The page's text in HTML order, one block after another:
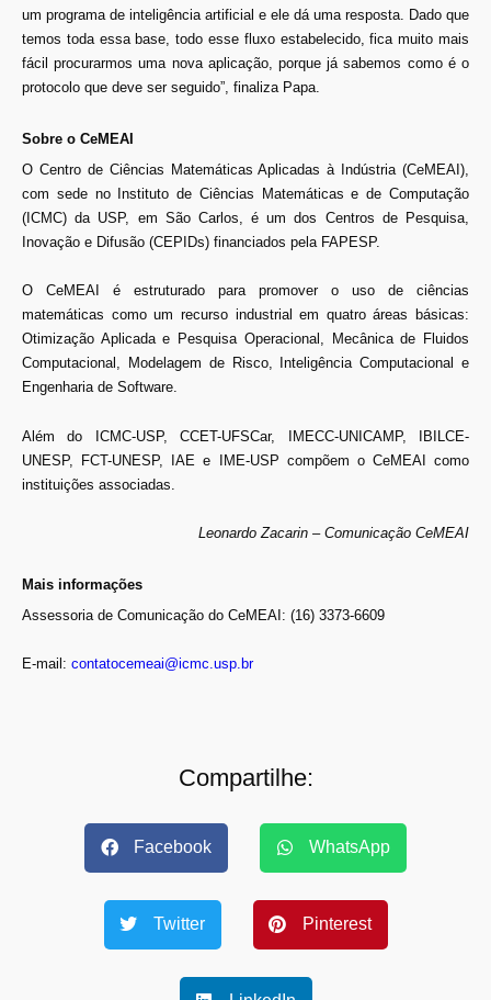
um programa de inteligência artificial e ele dá uma resposta. Dado que
temos toda essa base, todo esse fluxo estabelecido, fica muito mais
fácil procurarmos uma nova aplicação, porque já sabemos como é o
protocolo que deve ser seguido”, finaliza Papa.
Sobre o CeMEAI
O Centro de Ciências Matemáticas Aplicadas à Indústria (CeMEAI),
com sede no Instituto de Ciências Matemáticas e de Computação
(ICMC) da USP, em São Carlos, é um dos Centros de Pesquisa,
Inovação e Difusão (CEPIDs) financiados pela FAPESP.
O CeMEAI é estruturado para promover o uso de ciências
matemáticas como um recurso industrial em quatro áreas básicas:
Otimização Aplicada e Pesquisa Operacional, Mecânica de Fluidos
Computacional, Modelagem de Risco, Inteligência Computacional e
Engenharia de Software.
Além do ICMC-USP, CCET-UFSCar, IMECC-UNICAMP, IBILCE-
UNESP, FCT-UNESP, IAE e IME-USP compõem o CeMEAI como
instituições associadas.
Leonardo Zacarin – Comunicação CeMEAI
Mais informações
Assessoria de Comunicação do CeMEAI: (16) 3373-6609
E-mail: contatocemeai@icmc.usp.br
Compartilhe:
Facebook WhatsApp
Twitter Pinterest